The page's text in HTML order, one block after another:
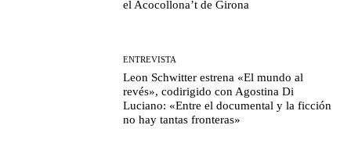
el Acocollona’t de Girona
ENTREVISTA
Leon Schwitter estrena «El mundo al
revés», codirigido con Agostina Di
Luciano: «Entre el documental y la ficción
no hay tantas fronteras»